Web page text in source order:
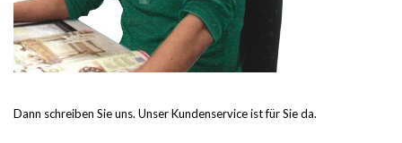
Dann schreiben Sie uns. Unser Kundenservice ist für Sie da.